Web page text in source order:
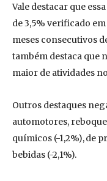
Vale destacar que
de 3,5% verificado
meses consecutivos
também destaca que
maior de atividades
Outros destaques
automotores,
químicos (-1,2%), de
bebidas (-2,1%).